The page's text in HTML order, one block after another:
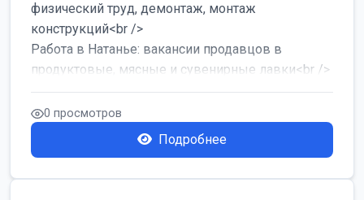
физический труд, демонтаж, монтаж
конструкций<br />
Работа в Натанье: вакансии продавцов в
продуктовые, мясные и сувенирные лавки<br />
Разнорабочий на сборку м...
0 просмотров
Подробнее